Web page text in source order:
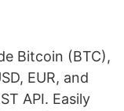
Bitcoin (BTC),
EUR, and
API. Easily